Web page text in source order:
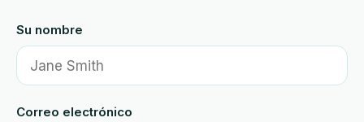
Su nombre
Correo electrónico